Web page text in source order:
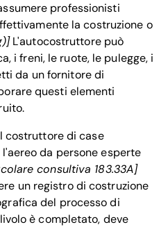
professionisti
la costruzione o
L'autocostruttore può
i freni, le ruote, le pulegge, i
da un fornitore di
questi elementi
costruttore di case
da persone esperte
consultiva 183.33A]
un registro di costruzione
del processo di
è completato, deve